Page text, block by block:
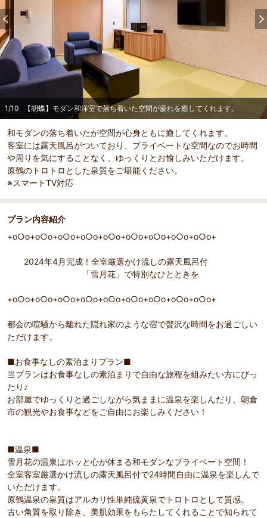
1/10 【胡蝶】モダン和洋室で落ち着いた空間が疲れを癒してくれます。
和モダンの落ち着いたが空間が心身ともに癒してくれます。
客室には露天風呂がついており、プライベートな空間なのでお時間
や周りを気にすることなく、ゆっくりとお愉しみいただけます。
原鶴のトロトロとした泉質をご堪能ください。
※スマートTV対応
プラン内容紹介
+o○o+o○o+o○o+o○o+o○o+o○o+o○o+o○o+o○o+
2024年4月完成！全室厳選かけ流しの露天風呂付
「雪月花」で特別なひとときを
+o○o+o○o+o○o+o○o+o○o+o○o+o○o+o○o+o○o+
都会の喧騒から離れた隠れ家のような宿で贅沢な時間をお過ごしい
ただけます。
■お食事なしの素泊まりプラン■
当プランはお食事なしの素泊まりで自由な旅程を組みたい方にぴっ
たり♪
お部屋でゆっくりと過ごしながら気ままに温泉を楽しんだり、朝倉
市の観光やお食事などをご自由にお楽しみください！
■温泉■
雪月花の温泉はホッと心が休まる和モダンなプライベート空間！
全室客室厳選かけ流しの露天風呂付で24時間自由に温泉を楽しんで
いただけます。
原鶴温泉の泉質はアルカリ性単純硫黄泉でトロトロとして質感。
古い角質を取り除き、美肌効果をもらたしてくれることで知られて
部屋詳細（1/10 ）
Pr
s
【胡蝶】モダン和洋室で落ち着いた空間が疲れを癒して